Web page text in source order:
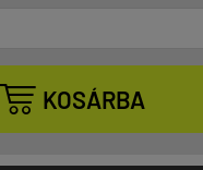
 KOSÁRBA